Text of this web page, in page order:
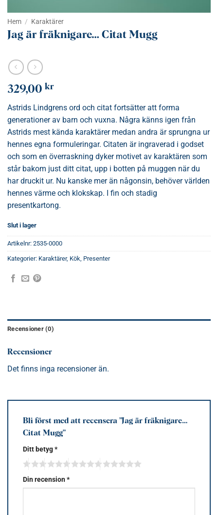
Hem / Karaktärer
Jag är fräknigare… Citat Mugg
329,00 kr
Astrids Lindgrens ord och citat fortsätter att forma
generationer av barn och vuxna. Några känns igen från
Astrids mest kända karaktärer medan andra är sprungna ur
hennes egna formuleringar. Citaten är ingraverad i godset
och som en överraskning dyker motivet av karaktären som
står bakom just ditt citat, upp i botten på muggen när du
har druckit ur. Nu kanske mer än någonsin, behöver världen
hennes värme och klokskap. I fin och stadig
presentkartong.
Slut i lager
Artikelnr: 2535-0000
Kategorier: Karaktärer, Kök Presenter
Recensioner (0)
Recensioner
Det finns inga recensioner än.
Bli först med att recensera ”Jag är fräknigare…
Citat Mugg”
Ditt betyg*
Din recension*